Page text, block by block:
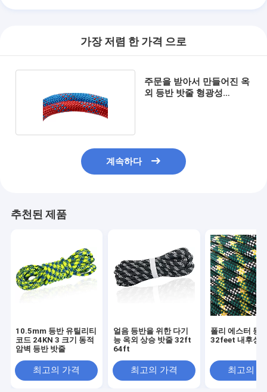
가장 저렴 한 가격 으로
주문을 받아서 만들어진 옥
외 등반 밧줄 형광성
계속하다
추천된 제품
10.5mm 등반 유틸리티
코드 24KN 3 크기 동적
암벽 등반 밧줄
최고의 가격
얼음 등반을 위한 다기
능 옥외 상승 밧줄 32ft
64ft
최고의 가격
폴리 에스터 등
32feet 내후성
최고의